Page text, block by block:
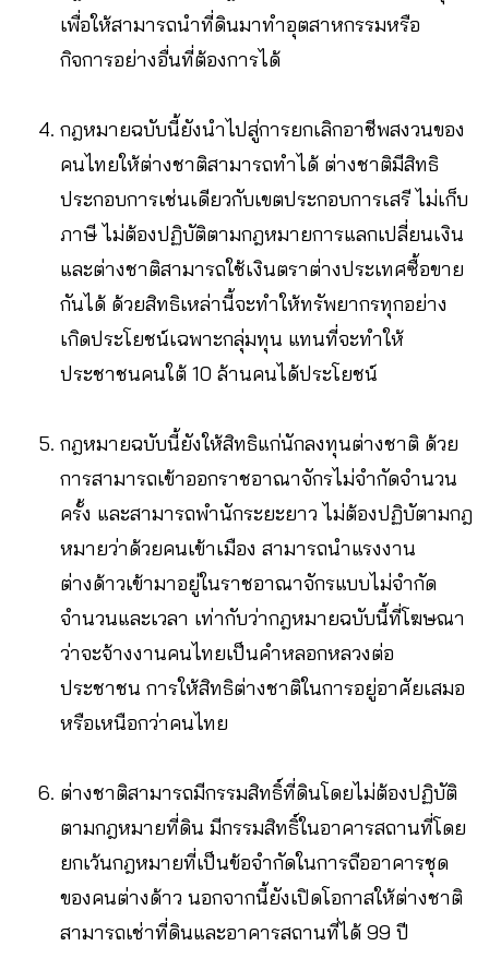
เพื่อให้สามารถนำที่ดินมาทำอุตสาหกรรมหรือ
กิจการอย่างอื่นที่ต้องการได้
กฎหมายฉบับนี้ยังนำไปสู่การยกเลิกอาชีพสงวนของ
คนไทยให้ต่างชาติสามารถทำได้ ต่างชาติมีสิทธิ
ประกอบการเช่นเดียวกับเขตประกอบการเสรี ไม่เก็บ
ภาษี ไม่ต้องปฏิบัติตามกฎหมายการแลกเปลี่ยนเงิน
และต่างชาติสามารถใช้เงินตราต่างประเทศซื้อขาย
กันได้ ด้วยสิทธิเหล่านี้จะทำให้ทรัพยากรทุกอย่าง
เกิดประโยชน์เฉพาะกลุ่มทุน แทนที่จะทำให้
ประชาชนคนใต้ 10 ล้านคนได้ประโยชน์
กฎหมายฉบับนี้ยังให้สิทธิแก่นักลงทุนต่างชาติ ด้วย
การสามารถเข้าออกราชอาณาจักรไม่จำกัดจำนวน
ครั้ง และสามารถพำนักระยะยาว ไม่ต้องปฏิบัตามกฎ
หมายว่าด้วยคนเข้าเมือง สามารถนำแรงงาน
ต่างด้าวเข้ามาอยู่ในราชอาณาจักรแบบไม่จำกัด
จำนวนและเวลา เท่ากับว่ากฎหมายฉบับนี้ที่โฆษณา
ว่าจะจ้างงานคนไทยเป็นคำหลอกหลวงต่อ
ประชาชน การให้สิทธิต่างชาติในการอยู่อาศัยเสมอ
หรือเหนือกว่าคนไทย
ต่างชาติสามารถมีกรรมสิทธิ์ที่ดินโดยไม่ต้องปฏิบัติ
ตามกฎหมายที่ดิน มีกรรมสิทธิ์ในอาคารสถานที่โดย
ยกเว้นกฎหมายที่เป็นข้อจำกัดในการถืออาคารชุด
ของคนต่างด้าว นอกจากนี้ยังเปิดโอกาสให้ต่างชาติ
สามารถเช่าที่ดินและอาคารสถานที่ได้ 99 ปี